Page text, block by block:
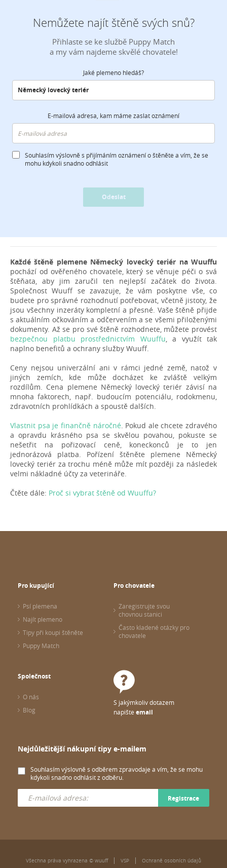
Nemůžete najít štěně svých snů?
Přihlaste se ke službě Puppy Match
a my vám najdeme skvělé chovatele!
Jaké plemeno hledáš?
E-mailová adresa, kam máme zaslat oznámení
Souhlasím výslovně s přijímáním oznámení o štěněte a vím, že se
mohu kdykoli snadno odhlásit
Odeslat
Každé štěně plemene Německý lovecký teriér na Wuuffu
pochází od ověřeného chovatele, který se věnuje péči o svá
štěňata, aby jim zaručil ten nejlepší začátek do života.
Společnost Wuuff se zavazuje, že vám poskytne vše, co
budete pro správné rozhodnutí potřebovat, včetně jistoty, že
jsou všechny inzeráty kompletní a přesné. Vaše štěně přijde
s aktuálním očkováním a odčervením a se všemi přiloženými
dokumenty. Až se pro své štěně rozhodnete, můžete provést
bezpečnou platbu prostřednictvím Wuuffu , a využít tak
naplno benefitů a ochrany služby Wuuff.
Ceny nejsou univerzální ani v rámci jedné země, natož v
jiných zemích, kde může docházet ke zvláště velkým
rozdílům. Cena plemene Německý lovecký teriér závisí na
mnoha faktorech, např. budoucím potenciálu, rodokmenu,
zdravotních prohlídkách a spoustě dalších.
Vlastnit psa je finančně náročné . Pokud ale chcete zdravého
a opravdu krásného psa se skvělou povahou, pokuste se
nešetřit na pořizovací ceně, koneckonců je to jen
jednorázová platba. Pořízení štěněte plemene Německý
lovecký teriér za trochu méně může mít později za následek
velmi nákladné účty za veterináře.
Čtěte dále: Proč si vybrat štěně od Wuuffu?
Pro kupující
Psí plemena
Najít plemeno
Tipy při koupi štěněte
Puppy Match
Pro chovatele
Zaregistrujte svou
chovnou stanici
Často kladené otázky pro
chovatele
Společnost
O nás
Blog
S jakýmkoliv dotazem
napište email
Nejdůležitější nákupní tipy e-mailem
Souhlasím výslovně s odběrem zpravodaje a vím, že se mohu
kdykoli snadno odhlásit z odběru.
Registrace
Všechna práva vyhrazena © wuuff VSP Ochraně osobních údajů